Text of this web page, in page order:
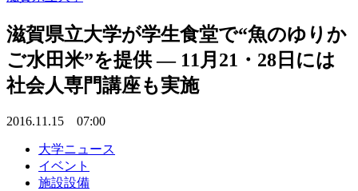
滋賀県立大学が学生食堂で“魚のゆりか
ご水田米”を提供 — 11月21・28日には
社会人専門講座も実施
2016.11.15 07:00
大学ニュース
イベント
施設設備